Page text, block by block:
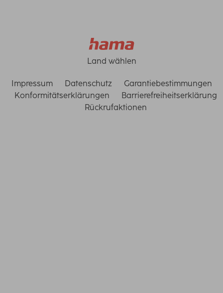
Land wählen
Impressum Datenschutz
Garantiebestimmungen
Konformitätserklärungen
Barrierefreiheitserklärung
Rückrufaktionen